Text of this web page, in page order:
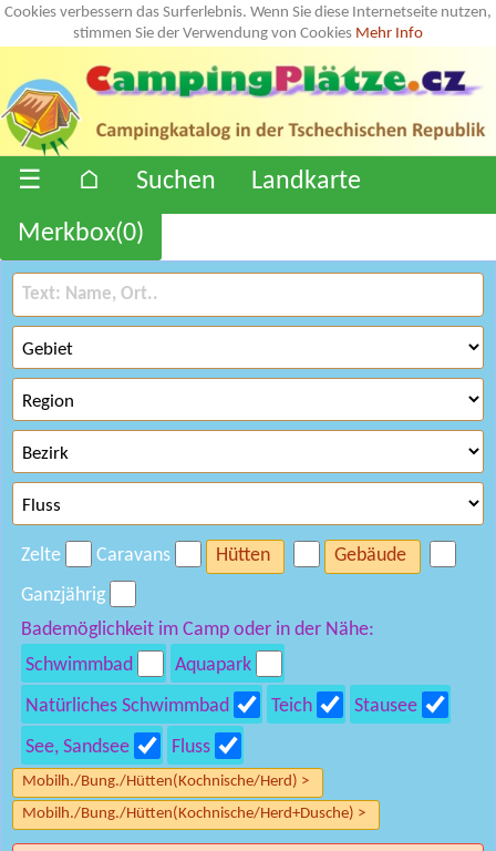
Cookies verbessern das Surferlebnis. Wenn Sie diese Internetseite nutzen,
stimmen Sie der Verwendung von Cookies Mehr Info
☰ ⌂ Suchen
Landkarte
Merkbox(0)
Zelte Caravans Hütten
Gebäude
Ganzjährig
Bademöglichkeit im Camp oder in der Nähe:
Schwimmbad
Aquapark
Natürliches Schwimmbad
Teich
Stausee
See, Sandsee
Fluss
Mobilh./Bung./Hütten(Kochnische/Herd) >
Mobilh./Bung./Hütten(Kochnische/Herd+Dusche) >